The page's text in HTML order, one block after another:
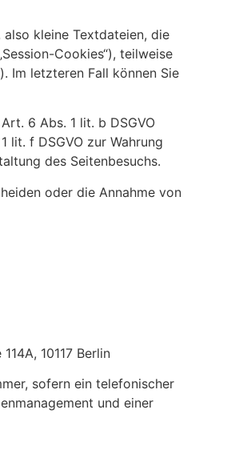
kleine Textdateien, die
Cookies“), teilweise
Im letzteren Fall können Sie
6 Abs. 1 lit. b DSGVO
lit. f DSGVO zur Wahrung
des Seitenbesuchs.
oder die Annahme von
10117 Berlin
sofern ein telefonischer
und einer